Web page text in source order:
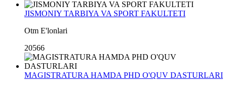
JISMONIY TARBIYA VA SPORT FAKULTETI
Otm E'lonlari
20566
MAGISTRATURA HAMDA PHD O'QUV DASTURLARI